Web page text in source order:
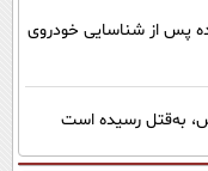
پس از شناسایی خودروی
به‌قتل رسیده است